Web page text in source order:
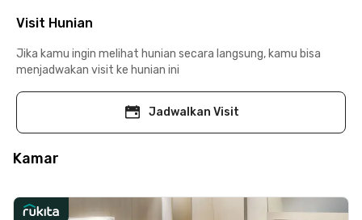
Visit Hunian
Jika kamu ingin melihat hunian secara langsung, kamu bisa
menjadwakan visit ke hunian ini
Jadwalkan Visit
Kamar